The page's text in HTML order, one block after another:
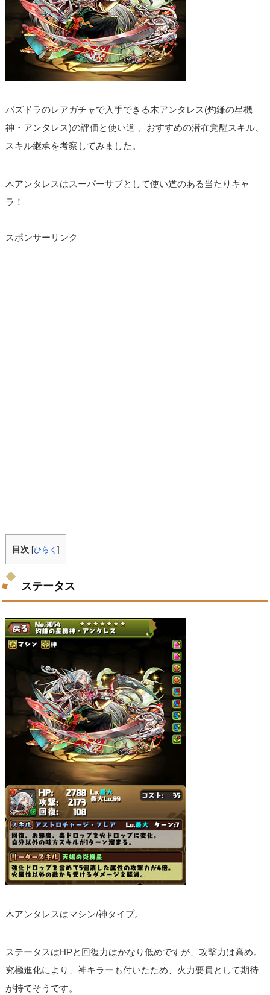
パズドラのレアガチャで入手できる木アンタレス(灼鎌の星機
神・アンタレス)の評価と使い道 、おすすめの潜在覚醒スキル、
スキル継承を考察してみました。
木アンタレスはスーパーサブとして使い道のある当たりキャ
ラ！
スポンサーリンク
目次 [ひらく]
ステータス
木アンタレスはマシン/神タイプ。
ステータスはHPと回復力はかなり低めですが、攻撃力は高め。
究極進化により、神キラーも付いたため、火力要員として期待
が持てそうです。